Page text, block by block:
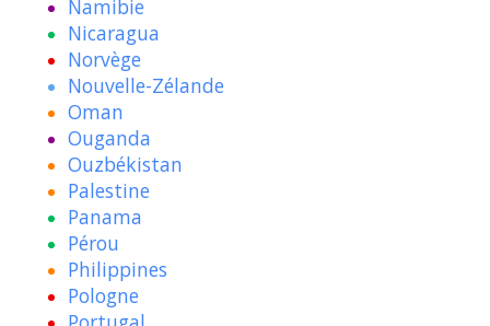
Namibie
Nicaragua
Norvège
Nouvelle-Zélande
Oman
Ouganda
Ouzbékistan
Palestine
Panama
Pérou
Philippines
Pologne